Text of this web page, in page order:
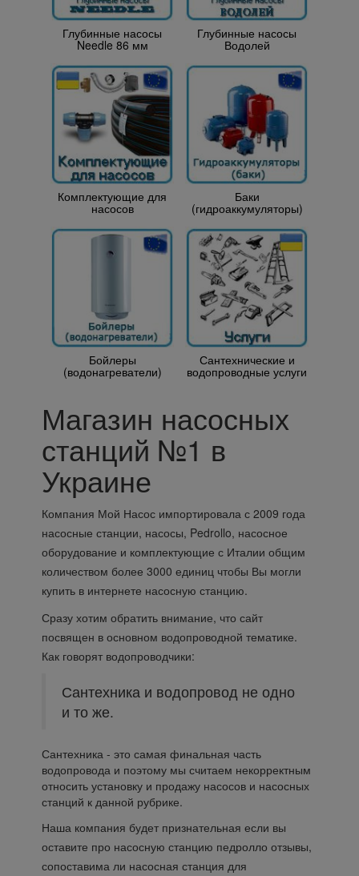
Глубинные насосы
Needle 86 мм
Глубинные насосы
Водолей
Комплектующие для
насосов
Баки
(гидроаккумуляторы)
Бойлеры
(водонагреватели)
Сантехнические и
водопроводные услуги
Магазин насосных
станций №1 в
Украине
Компания Мой Насос импортировала с 2009 года
насосные станции, насосы, Pedrollo, насосное
оборудование и комплектующие с Италии общим
количеством более 3000 единиц чтобы Вы могли
купить в интернете насосную станцию.
Сразу хотим обратить внимание, что сайт
посвящен в основном водопроводной тематике.
Как говорят водопроводчики:
Сантехника и водопровод не одно
и то же.
Сантехника - это самая финальная часть
водопровода и поэтому мы считаем некорректным
относить установку и продажу насосов и насосных
станций к данной рубрике.
Наша компания будет признательная если вы
оставите про насосную станцию педролло отзывы,
сопоставима ли насосная станция для